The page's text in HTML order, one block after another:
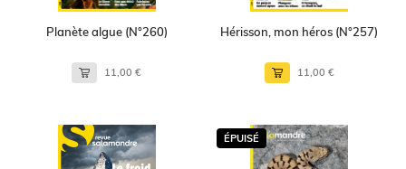
Planète algue (N°260)
11,00 €
Hérisson, mon héros (N°257)
11,00 €
ÉPUISÉ